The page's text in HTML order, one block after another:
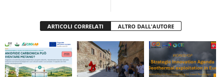
ARTICOLI CORRELATI ALTRO DALL'AUTORE